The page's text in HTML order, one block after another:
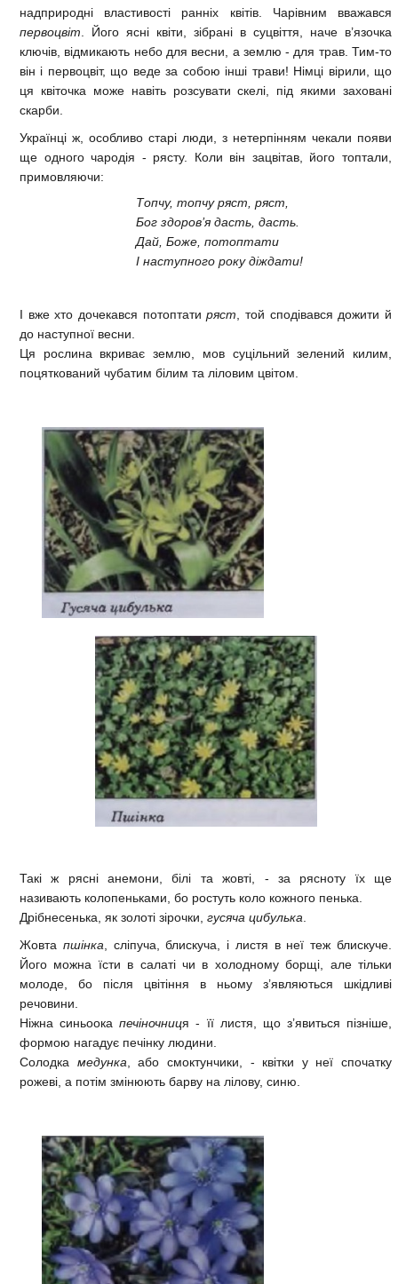
надприродні властивості ранніх квітів. Чарівним вважався
первоцвіт. Його ясні квіти, зібрані в суцвіття, наче в’язочка
ключів, відмикають небо для весни, а землю - для трав. Тим-то
він і первоцвіт, що веде за собою інші трави! Німці вірили, що
ця квіточка може навіть розсувати скелі, під якими заховані
скарби.
Українці ж, особливо старі люди, з нетерпінням чекали появи
ще одного чародія - рясту. Коли він зацвітав, його топтали,
примовляючи:
Топчу, топчу ряст, ряст,
Бог здоров’я дасть, дасть.
Дай, Боже, потоптати
І наступного року діждати!
І вже хто дочекався потоптатиряст, той сподівався дожити й
до наступної весни.
Ця рослина вкриває землю, мов суцільний зелений килим,
поцяткований чубатим білим та ліловим цвітом.
Такі ж рясні анемони, білі та жовті, - за рясноту їх ще
називають колопеньками, бо ростуть коло кожного пенька.
Дрібнесенька, як золоті зірочки, гусяча цибулька.
Жовта пшінка, сліпуча, блискуча, і листя в неї теж блискуче.
Його можна їсти в салаті чи в холодному борщі, але тільки
молоде, бо після цвітіння в ньому з’являються шкідливі
речовини.
Ніжна синьоокапечіночниця - її листя, що з’явиться пізніше,
формою нагадує печінку людини.
Солодка медунка, або смоктунчики, - квітки у неї спочатку
рожеві, а потім змінюють барву на лілову, синю.